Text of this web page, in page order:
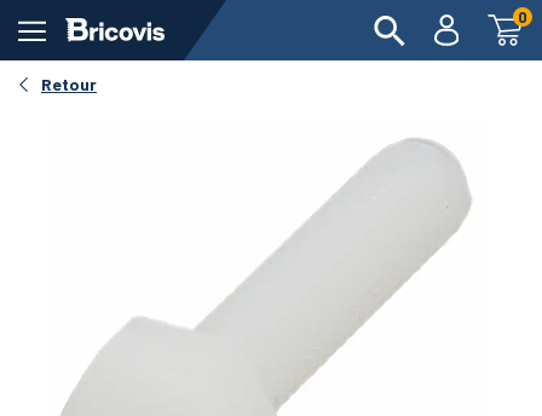
0
Retour